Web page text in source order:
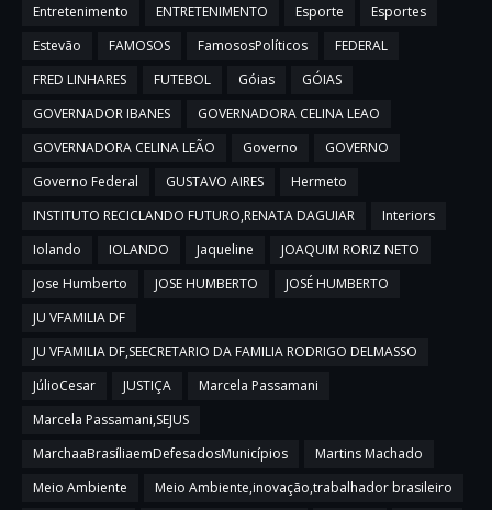
Entretenimento
ENTRETENIMENTO Esporte
Esportes
Estevão
FAMOSOS FamososPolíticos
FEDERAL
FRED LINHARES
FUTEBOL Góias
GÓIAS
GOVERNADOR IBANES
GOVERNADORA CELINA LEAO
GOVERNADORA CELINA LEÃO
Governo
GOVERNO
Governo Federal
GUSTAVO AIRES
Hermeto
INSTITUTO RECICLANDO FUTURO,RENATA DAGUIAR
Interiors
Iolando
IOLANDO Jaqueline
JOAQUIM RORIZ NETO
Jose Humberto
JOSE HUMBERTO
JOSÉ HUMBERTO
JU VFAMILIA DF
JU VFAMILIA DF,SEECRETARIO DA FAMILIA RODRIGO DELMASSO
JúlioCesar
JUSTIÇA
Marcela Passamani
Marcela Passamani,SEJUS
MarchaaBrasíliaemDefesadosMunicípios
Martins Machado
Meio Ambiente
Meio Ambiente,inovação,trabalhador brasileiro